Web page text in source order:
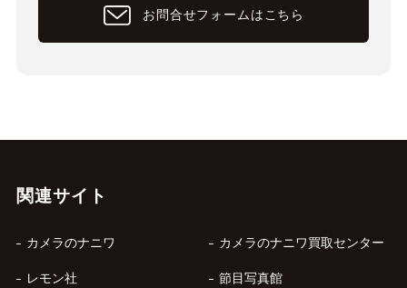
お問合せフォームはこちら
関連サイト
カメラのナニワ カメラのナニワ買取センター
レモン社 節目写真館